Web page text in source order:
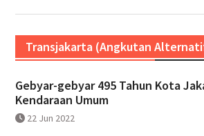
Transjakarta (Angkutan
Gebyar-gebyar 495 Tahun Kota
Kendaraan Umum
22 Jun 2022